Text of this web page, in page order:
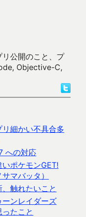
公開のこと、プ
Objective-C,
リ細かい不具合多
への対応
いポケモンGET!
サマバッタ）
触れたいこと
ーンレイダーズ
たこと